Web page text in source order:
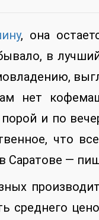
, она
в
нет
и по
что
Саратове —
среднего